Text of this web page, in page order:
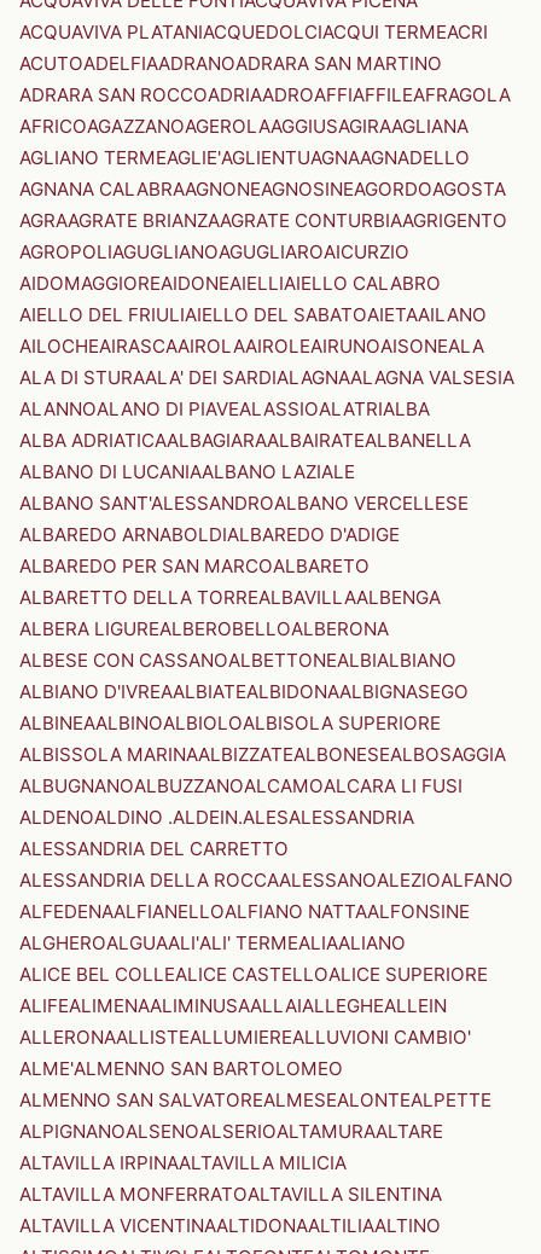
ACQUAVIVA PLATANIACQUEDOLCIACQUI TERMEACRI
ACUTOADELFIAADRANOADRARA SAN MARTINO
ADRARA SAN ROCCOADRIAADROAFFIAFFILEAFRAGOLA
AFRICOAGAZZANOAGEROLAAGGIUSAGIRAAGLIANA
AGLIANO TERMEAGLIE'AGLIENTUAGNAAGNADELLO
AGNANA CALABRAAGNONEAGNOSINEAGORDOAGOSTA
AGRAAGRATE BRIANZAAGRATE CONTURBIAAGRIGENTO
AGROPOLIAGUGLIANOAGUGLIAROAICURZIO
AIDOMAGGIOREAIDONEAIELLIAIELLO CALABRO
AIELLO DEL FRIULIAIELLO DEL SABATOAIETAAILANO
AILOCHEAIRASCAAIROLAAIROLEAIRUNOAISONEALA
ALA DI STURAALA' DEI SARDIALAGNAALAGNA VALSESIA
ALANNOALANO DI PIAVEALASSIOALATRIALBA
ALBA ADRIATICAALBAGIARAALBAIRATEALBANELLA
ALBANO DI LUCANIAALBANO LAZIALE
ALBANO SANT'ALESSANDROALBANO VERCELLESE
ALBAREDO ARNABOLDIALBAREDO D'ADIGE
ALBAREDO PER SAN MARCOALBARETO
ALBARETTO DELLA TORREALBAVILLAALBENGA
ALBERA LIGUREALBEROBELLOALBERONA
ALBESE CON CASSANOALBETTONEALBIALBIANO
ALBIANO D'IVREAALBIATEALBIDONAALBIGNASEGO
ALBINEAALBINOALBIOLOALBISOLA SUPERIORE
ALBISSOLA MARINAALBIZZATEALBONESEALBOSAGGIA
ALBUGNANOALBUZZANOALCAMOALCARA LI FUSI
ALDENOALDINO .ALDEIN.ALESALESSANDRIA
ALESSANDRIA DEL CARRETTO
ALESSANDRIA DELLA ROCCAALESSANOALEZIOALFANO
ALFEDENAALFIANELLOALFIANO NATTAALFONSINE
ALGHEROALGUAALI'ALI' TERMEALIAALIANO
ALICE BEL COLLEALICE CASTELLOALICE SUPERIORE
ALIFEALIMENAALIMINUSAALLAIALLEGHEALLEIN
ALLERONAALLISTEALLUMIEREALLUVIONI CAMBIO'
ALME'ALMENNO SAN BARTOLOMEO
ALMENNO SAN SALVATOREALMESEALONTEALPETTE
ALPIGNANOALSENOALSERIOALTAMURAALTARE
ALTAVILLA IRPINAALTAVILLA MILICIA
ALTAVILLA MONFERRATOALTAVILLA SILENTINA
ALTAVILLA VICENTINAALTIDONAALTILIAALTINO